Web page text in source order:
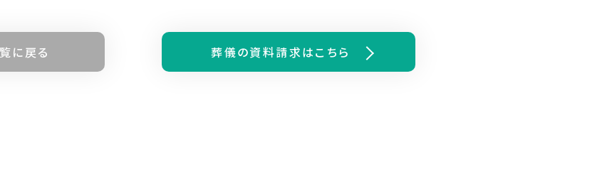
に戻る 葬儀の資料請求はこちら